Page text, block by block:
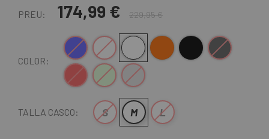
PREU: 174,99 € 229,95 €
COLOR:
Blau-BlancBlancBlanc-NegreTaronja-NegreNegre MateNegre-Blanc
Vermell-Negre
Verd-BlancGris Claro
TALLA CASCO: S M L